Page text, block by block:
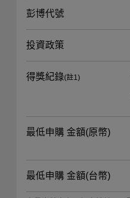
彭博代號
投資政策
得獎紀錄(註1)
最低申購 金額(原幣)
最低申購 金額(台幣)